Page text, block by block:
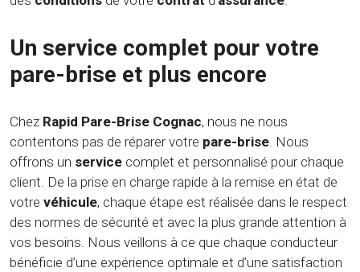
Un service complet pour votre
pare-brise et plus encore
Chez Rapid Pare-Brise Cognac, nous ne nous
contentons pas de réparer votre pare-brise. Nous
offrons un service complet et personnalisé pour chaque
client. De la prise en charge rapide à la remise en état de
votre véhicule, chaque étape est réalisée dans le respect
des normes de sécurité et avec la plus grande attention à
vos besoins. Nous veillons à ce que chaque conducteur
bénéficie d’une expérience optimale et d’une satisfaction